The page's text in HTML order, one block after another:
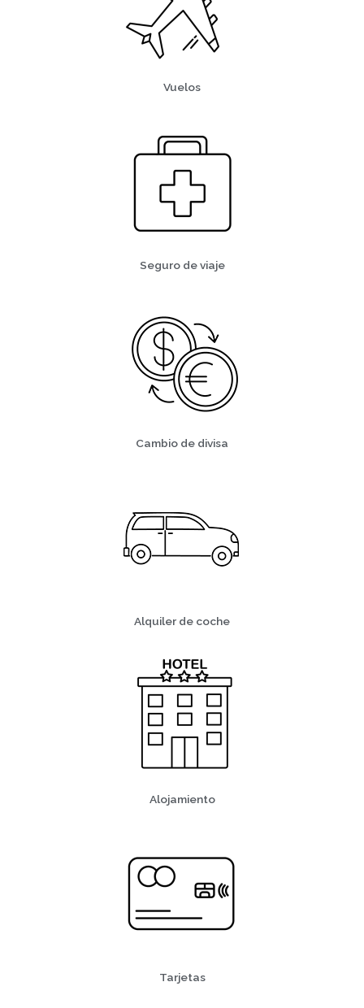
Vuelos
Seguro de viaje
Cambio de divisa
Alquiler de coche
Alojamiento
Tarjetas